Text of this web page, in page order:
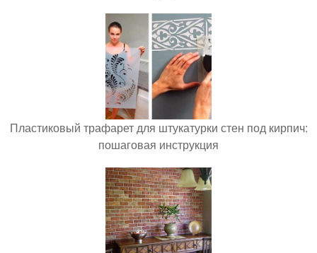
Пластиковый трафарет для штукатурки стен под кирпич:
пошаговая инструкция